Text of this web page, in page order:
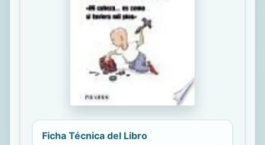
Ficha Técnica del Libro